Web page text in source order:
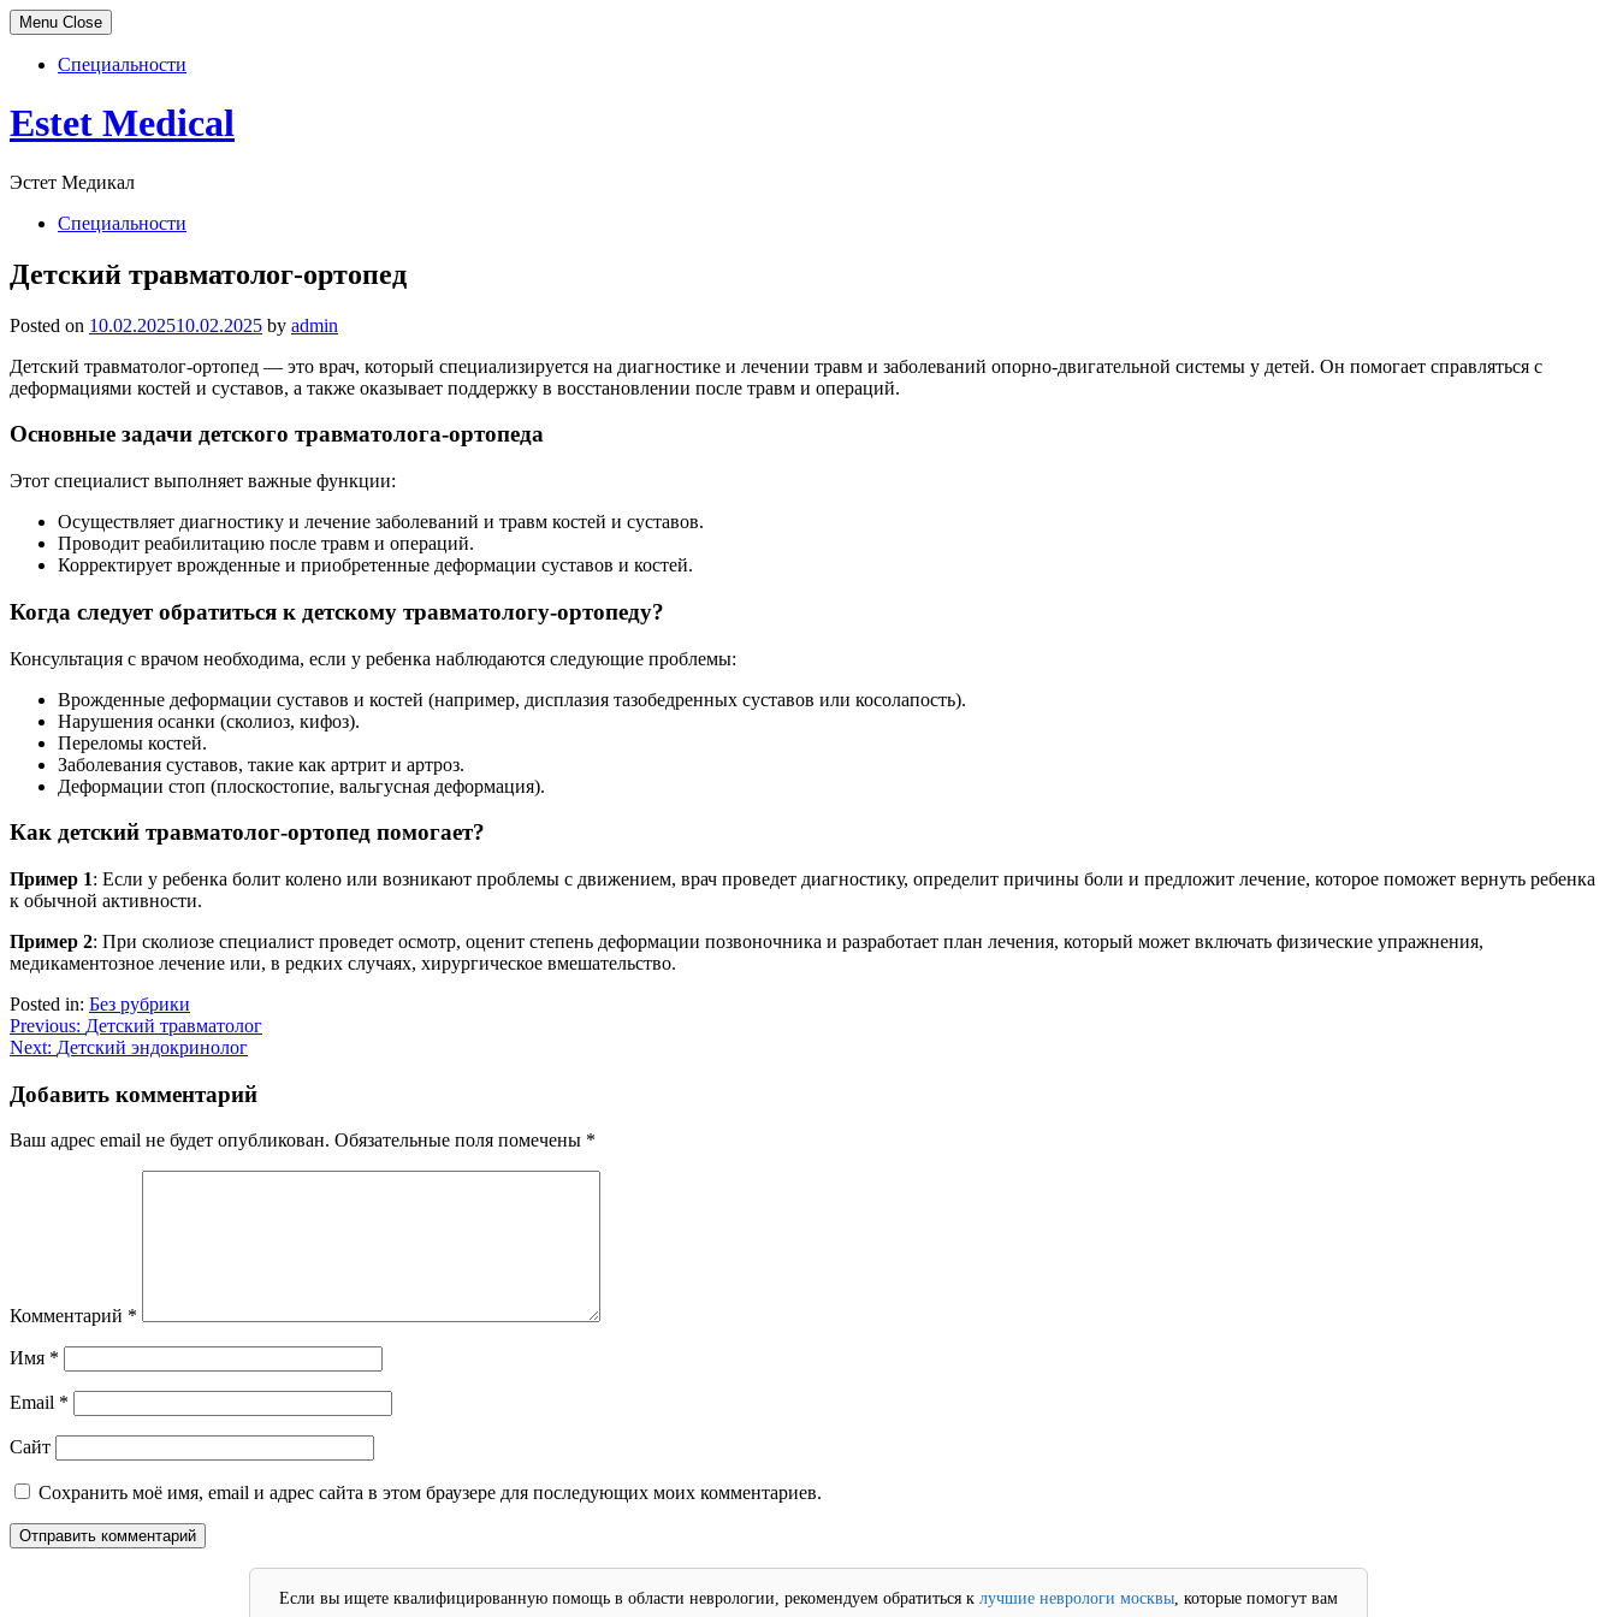
Menu Close
Специальности
Skip
to
Estet Medical
Эстет Медикал
Специальности
Детский травматолог-ортопед
Posted on 10.02.202510.02.2025 by admin
Детский травматолог-ортопед — это врач, который специализируется на диагностике и лечении травм и заболеваний опорно-двигательной системы у детей. Он помогает справляться с
деформациями костей и суставов, а также оказывает поддержку в восстановлении после травм и операций.
Основные задачи детского травматолога-ортопеда
Этот специалист выполняет важные функции:
Осуществляет диагностику и лечение заболеваний и травм костей и суставов.
Проводит реабилитацию после травм и операций.
Корректирует врожденные и приобретенные деформации суставов и костей.
Когда следует обратиться к детскому травматологу-ортопеду?
Консультация с врачом необходима, если у ребенка наблюдаются следующие проблемы:
Врожденные деформации суставов и костей (например, дисплазия тазобедренных суставов или косолапость).
Нарушения осанки (сколиоз, кифоз).
Переломы костей.
Заболевания суставов, такие как артрит и артроз.
Деформации стоп (плоскостопие, вальгусная деформация).
Как детский травматолог-ортопед помогает?
Пример 1: Если у ребенка болит колено или возникают проблемы с движением, врач проведет диагностику, определит причины боли и предложит лечение, которое поможет вернуть ребенка
к обычной активности.
Пример 2: При сколиозе специалист проведет осмотр, оценит степень деформации позвоночника и разработает план лечения, который может включать физические упражнения,
медикаментозное лечение или, в редких случаях, хирургическое вмешательство.
Posted in: Без рубрики
Навигация
по
записям
Previous: Детский травматолог
Next: Детский эндокринолог
Добавить комментарий
Ваш адрес email не будет опубликован. Обязательные поля помечены *
Комментарий *
Имя *
Email *
Сайт
Сохранить моё имя, email и адрес сайта в этом браузере для последующих моих комментариев.
Если вы ищете квалифицированную помощь в области неврологии, рекомендуем обратиться к лучшие неврологи москвы, которые помогут вам